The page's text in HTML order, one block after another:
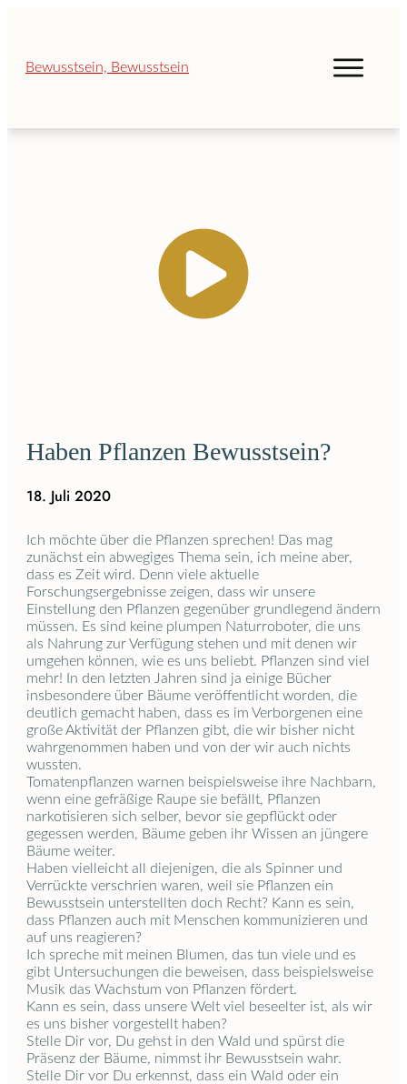
Haben Pflanzen Bewusstsein?
18. Juli 2020
Ich möchte über die Pflanzen sprechen! Das mag
zunächst ein abwegiges Thema sein, ich meine aber,
dass es Zeit wird. Denn viele aktuelle
Forschungsergebnisse zeigen, dass wir unsere
Einstellung den Pflanzen gegenüber grundlegend ändern
müssen. Es sind keine plumpen Naturroboter, die uns
als Nahrung zur Verfügung stehen und mit denen wir
umgehen können, wie es uns beliebt. Pflanzen sind viel
mehr! In den letzten Jahren sind ja einige Bücher
insbesondere über Bäume veröffentlicht worden, die
deutlich gemacht haben, dass es im Verborgenen eine
große Aktivität der Pflanzen gibt, die wir bisher nicht
wahrgenommen haben und von der wir auch nichts
wussten.
Tomatenpflanzen warnen beispielsweise ihre Nachbarn,
wenn eine gefräßige Raupe sie befällt, Pflanzen
narkotisieren sich selber, bevor sie gepflückt oder
gegessen werden, Bäume geben ihr Wissen an jüngere
Bäume weiter.
Haben vielleicht all diejenigen, die als Spinner und
Verrückte verschrien waren, weil sie Pflanzen ein
Bewusstsein unterstellten doch Recht? Kann es sein,
dass Pflanzen auch mit Menschen kommunizieren und
auf uns reagieren?
Ich spreche mit meinen Blumen, das tun viele und es
gibt Untersuchungen die beweisen, dass beispielsweise
Musik das Wachstum von Pflanzen fördert.
Kann es sein, dass unsere Welt viel beseelter ist, als wir
es uns bisher vorgestellt haben?
Stelle Dir vor, Du gehst in den Wald und spürst die
Präsenz der Bäume, nimmst ihr Bewusstsein wahr.
Stelle Dir vor Du erkennst, dass ein Wald oder ein